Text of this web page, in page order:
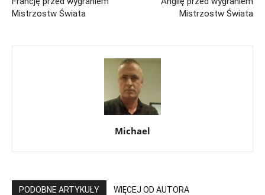
Mistrzostw Świata
Mistrzostw Świata
Michael
PODOBNE ARTYKUŁY WIĘCEJ OD AUTORA